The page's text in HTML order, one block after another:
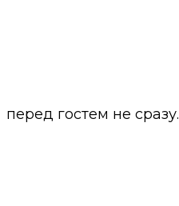
перед гостем не сразу.